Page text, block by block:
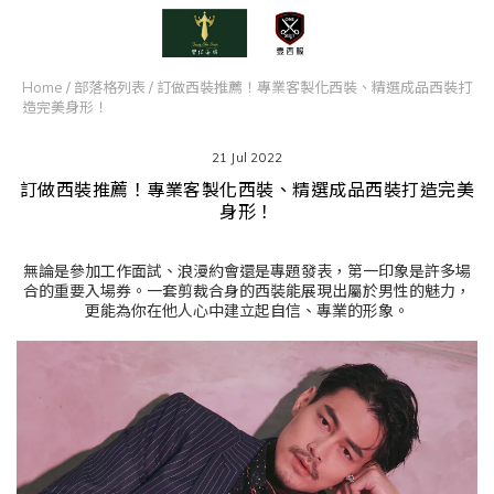
Home / 部落格列表 / 訂做西裝推薦！專業客製化西裝、精選成品西裝打
造完美身形！
21 Jul 2022
訂做西裝推薦！專業客製化西裝、精選成品西裝打造完美
身形！
無論是參加工作面試、浪漫約會還是專題發表，第一印象是許多場
合的重要入場券。一套剪裁合身的西裝能展現出屬於男性的魅力，
更能為你在他人心中建立起自信、專業的形象。